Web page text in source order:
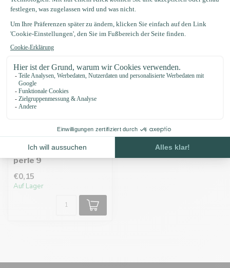
Zuletzt angesehen
Paracord Nummer
perle 9
€0,15
Auf Lager